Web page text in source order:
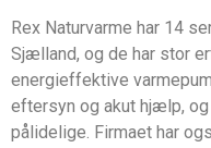
Rex Naturvarme har 14
Sjælland, og de har stor
energieffektive
eftersyn og akut hjælp,
pålidelige. Firmaet har